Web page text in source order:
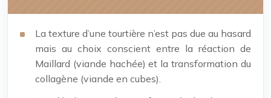
La texture d’une tourtière n’est pas due au hasard
mais au choix conscient entre la réaction de
Maillard (viande hachée) et la transformation du
collagène (viande en cubes).